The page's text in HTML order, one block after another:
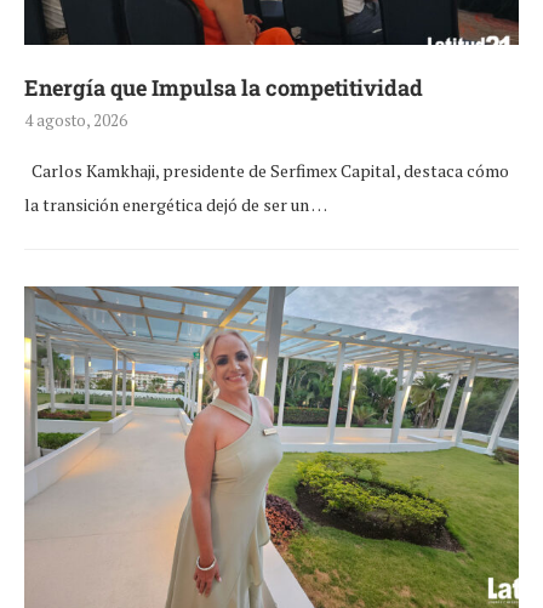
Energía que Impulsa la competitividad
4 agosto, 2026
Carlos Kamkhaji, presidente de Serfimex Capital, destaca cómo
la transición energética dejó de ser un …